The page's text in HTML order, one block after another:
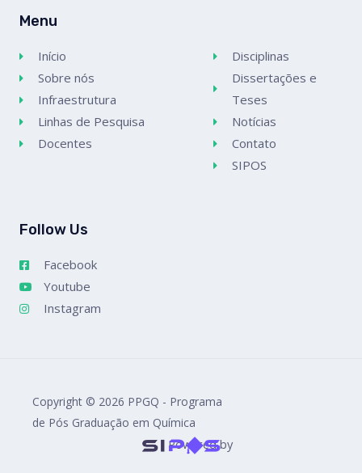
Menu
Início
Sobre nós
Infraestrutura
Linhas de Pesquisa
Docentes
Disciplinas
Dissertações e
Teses
Notícias
Contato
SIPOS
Follow Us
Facebook
Youtube
Instagram
Copyright © 2026 PPGQ - Programa
de Pós Graduação em Química
Powered by